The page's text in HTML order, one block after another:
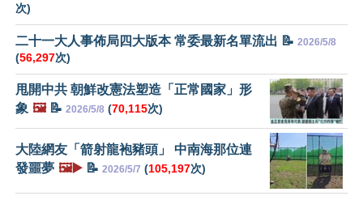
次)
二十一大人事佈局四大版本 常委最新名單流出 📝 2026/5/8
(56,297次)
甩開中共 朝鮮改憲法塑造「正常國家」形
象 🖼️📝 2026/5/8 (70,115次)
大陸網友「箭射龍袍豬頭」 中南海那位連
發噩夢 🖼️▶️ 📝 2026/5/7 (105,197次)